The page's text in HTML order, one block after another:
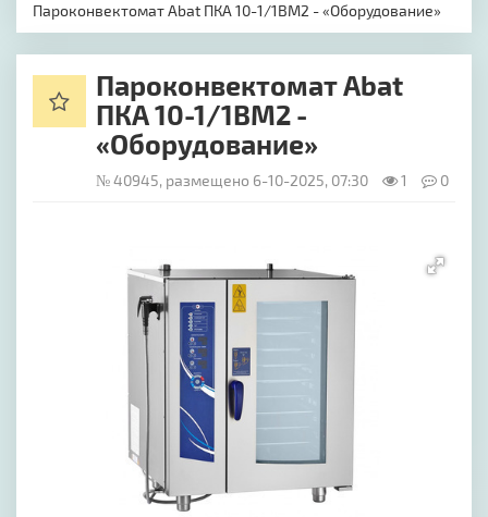
Пароконвектомат Abat ПКА 10-1/1ВМ2 - «Оборудование»
Пароконвектомат Abat
ПКА 10-1/1ВМ2 -
«Оборудование»
№ 40945, размещено 6-10-2025, 07:30 1 0